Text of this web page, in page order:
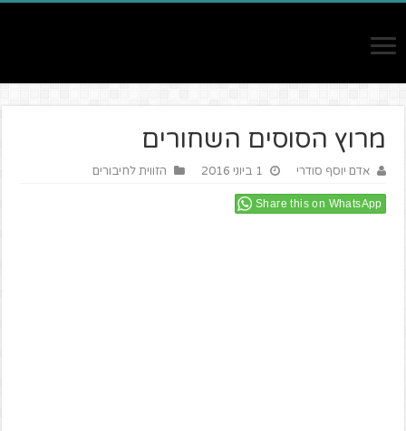
מרוץ הסוסים השחורים
אדם יוסף סודרי 1 ביוני 2016 הזווית לחיבורים
Share this on WhatsApp